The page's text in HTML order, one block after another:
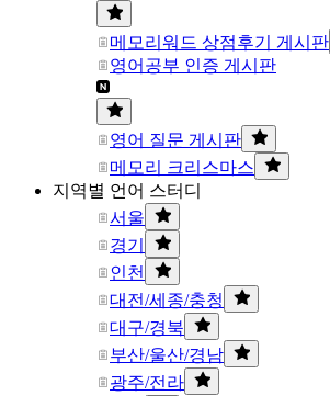
메모리워드 상점후기 게시판
영어공부 인증 게시판
영어 질문 게시판
메모리 크리스마스
지역별 언어 스터디
서울
경기
인천
대전/세종/충청
대구/경북
부산/울산/경남
광주/전라